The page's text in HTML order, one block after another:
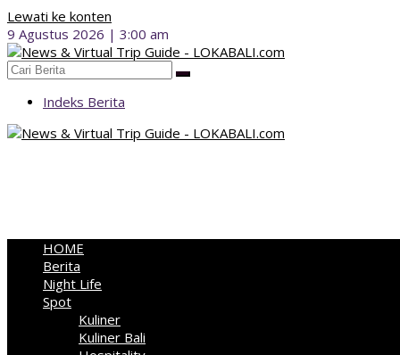
Lewati ke konten
9 Agustus 2026 | 3:00 am
Indeks Berita
HOME
Berita
Night Life
Spot
Kuliner
Kuliner Bali